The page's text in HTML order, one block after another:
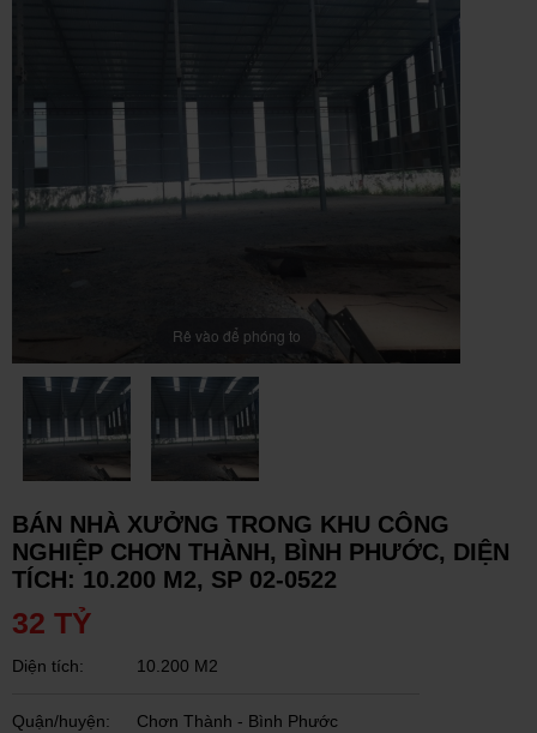
Rê vào để phóng to
BÁN NHÀ XƯỞNG TRONG KHU CÔNG
NGHIỆP CHƠN THÀNH, BÌNH PHƯỚC, DIỆN
TÍCH: 10.200 M2, SP 02-0522
32 TỶ
Diện tích: 10.200 M2
Quận/huyện: Chơn Thành - Bình Phước